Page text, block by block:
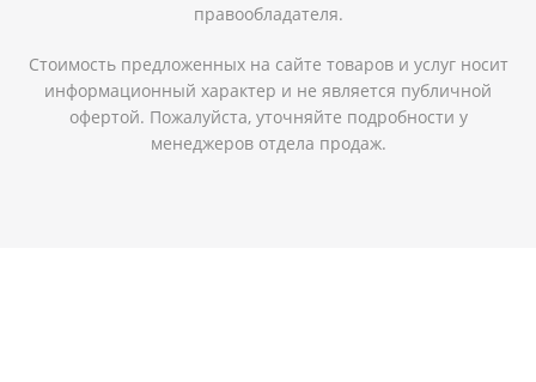
правообладателя.
Стоимость предложенных на сайте товаров и услуг носит
информационный характер и не является публичной
офертой. Пожалуйста, уточняйте подробности у
менеджеров отдела продаж.